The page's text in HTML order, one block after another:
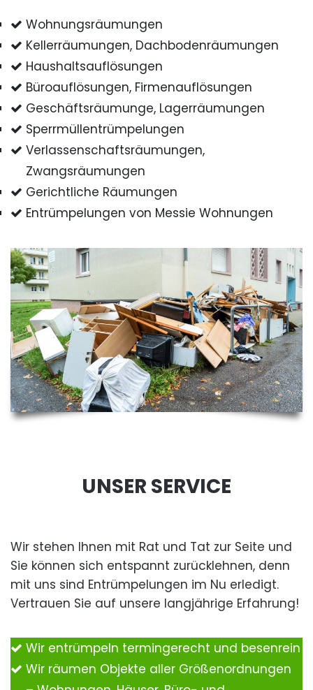
Wohnungsräumungen
Kellerräumungen, Dachbodenräumungen
Haushaltsauflösungen
Büroauflösungen, Firmenauflösungen
Geschäftsräumunge, Lagerräumungen
Sperrmüllentrümpelungen
Verlassenschaftsräumungen,
Zwangsräumungen
Gerichtliche Räumungen
Entrümpelungen von Messie Wohnungen
UNSER SERVICE
Wir stehen Ihnen mit Rat und Tat zur Seite und
Sie können sich entspannt zurücklehnen, denn
mit uns sind Entrümpelungen im Nu erledigt.
Vertrauen Sie auf unsere langjährige Erfahrung!
Wir entrümpeln termingerecht und besenrein
Wir räumen Objekte aller Größenordnungen